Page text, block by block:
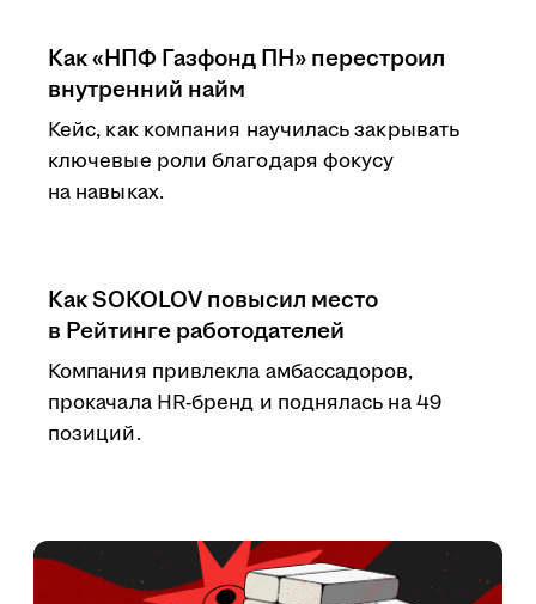
Как «НПФ Газфонд ПН» перестроил
внутренний найм
Кейс, как компания научилась закрывать
ключевые роли благодаря фокусу
на навыках.
Как SOKOLOV повысил место
в Рейтинге работодателей
Компания привлекла амбассадоров,
прокачала HR-бренд и поднялась на 49
позиций.